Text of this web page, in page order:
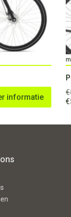
informatie
€
€